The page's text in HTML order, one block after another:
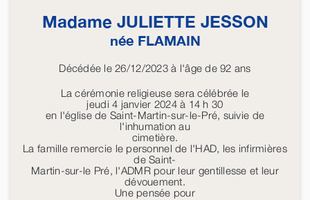
Madame JULIETTE JESSON
née FLAMAIN
Décédée le 26/12/2023 à l'âge de 92 ans
La cérémonie religieuse sera célébrée le
jeudi 4 janvier 2024 à 14 h 30
en l'église de Saint-Martin-sur-le-Pré, suivie de
l'inhumation au
cimetière.
La famille remercie le personnel de l'HAD, les infirmières
de Saint-
Martin-sur-le Pré, l'ADMR pour leur gentillesse et leur
dévouement.
Une pensée pour